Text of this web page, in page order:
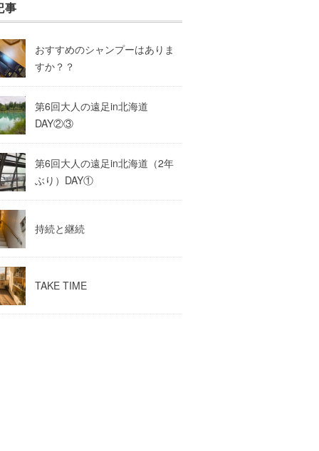
事
おすすめのシャンプーはありま
すか？？
第6回大人の遠足in北海道
DAY②③
第6回大人の遠足in北海道（2年
ぶり）DAY①
持続と継続
TAKE TIME